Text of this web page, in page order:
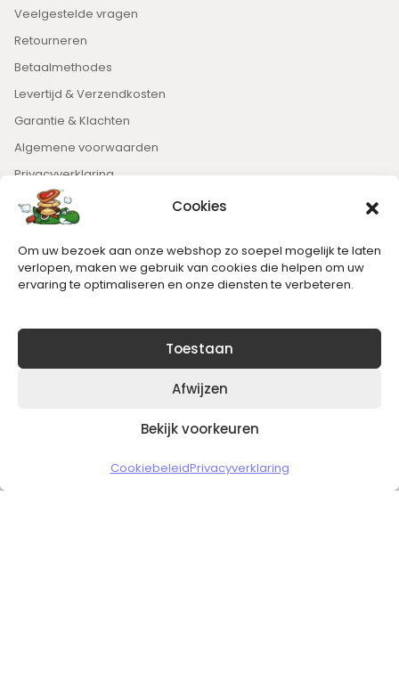
Cookies
Om uw bezoek aan onze webshop zo soepel mogelijk te laten
verlopen, maken we gebruik van cookies die helpen om uw
ervaring te optimaliseren en onze diensten te verbeteren.
Toestaan
Afwijzen
Bekijk voorkeuren
CookiebeleidPrivacyverklaring
Veelgestelde vragen
Retourneren
Betaalmethodes
Levertijd & Verzendkosten
Garantie & Klachten
Algemene voorwaarden
Privacyverklaring
Nieuwsbrief
Blijft op de hoogte van het laatste nieuws.